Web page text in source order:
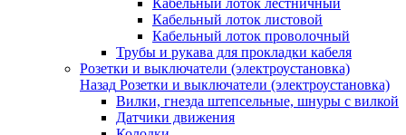
Кабельный лоток лестничный
Кабельный лоток листовой
Кабельный лоток проволочный
Трубы и рукава для прокладки кабеля
Розетки и выключатели (электроустановка)
Назад Розетки и выключатели (электроустановка)
Вилки, гнезда штепсельные, шнуры с вилкой
Датчики движения